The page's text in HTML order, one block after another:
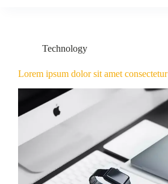
Technology
Lorem ipsum dolor sit amet consectetur